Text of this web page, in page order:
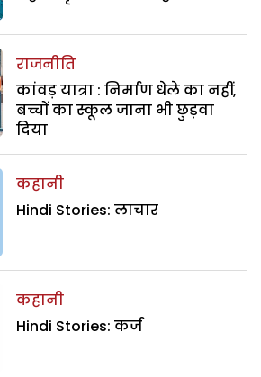
राजनीति
कांवड़ यात्रा : निर्माण धेले का नहीं,
बच्चों का स्कूल जाना भी छुड़वा
दिया
कहानी
Hindi Stories: लाचार
कहानी
Hindi Stories: कर्ज